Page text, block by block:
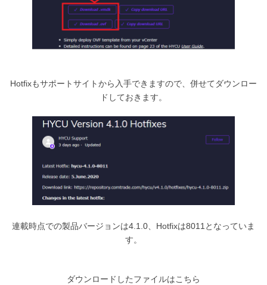
Hotfixもサポートサイトから入手できますので、併せてダウンロー
ドしておきます。
連載時点での製品バージョンは4.1.0、Hotfixは8011となっていま
す。
ダウンロードしたファイルはこちら